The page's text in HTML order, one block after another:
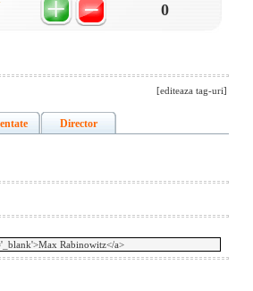
0
[editeaza tag-uri]
Director